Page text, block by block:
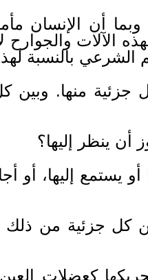
أن الإنسان
الآلات والجوارح
بالنسبة
منها. وبين
أن ينظر إليها؟
يستمع إليها، أو
كل جزئية من ذلك
كعضلات العين